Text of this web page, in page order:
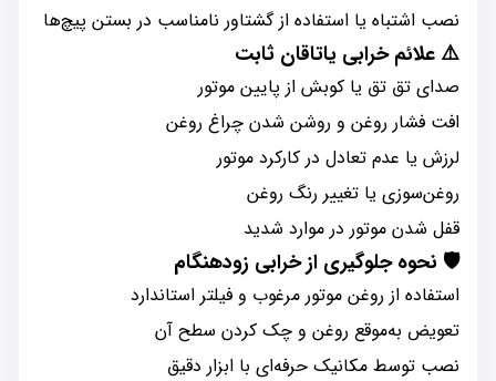
نصب اشتباه یا استفاده از گشتاور نامناسب در بستن پیچ‌ها
⚠️ علائم خرابی یاتاقان ثابت
صدای تق تق یا کوبش از پایین موتور
افت فشار روغن و روشن شدن چراغ روغن
لرزش یا عدم تعادل در کارکرد موتور
روغن‌سوزی یا تغییر رنگ روغن
قفل شدن موتور در موارد شدید
🛡️ نحوه جلوگیری از خرابی زودهنگام
استفاده از روغن موتور مرغوب و فیلتر استاندارد
تعویض به‌موقع روغن و چک کردن سطح آن
نصب توسط مکانیک حرفه‌ای با ابزار دقیق